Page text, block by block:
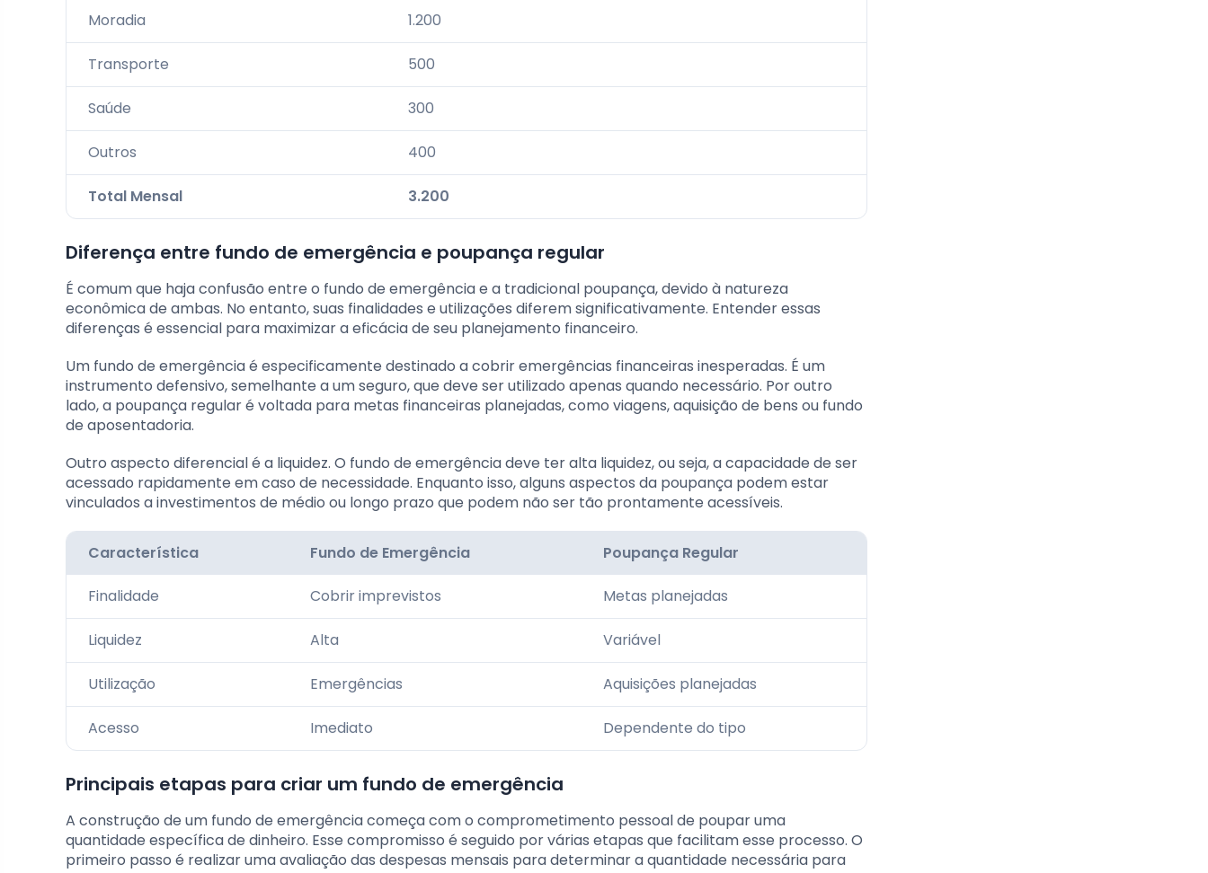
Moradia 1.200
Transporte 500
Saúde 300
Outros 400
Total Mensal 3.200
Diferença entre fundo de emergência e poupança regular
É comum que haja confusão entre o fundo de emergência e a tradicional poupança, devido à natureza
econômica de ambas. No entanto, suas finalidades e utilizações diferem significativamente. Entender essas
diferenças é essencial para maximizar a eficácia de seu planejamento financeiro.
Um fundo de emergência é especificamente destinado a cobrir emergências financeiras inesperadas. É um
instrumento defensivo, semelhante a um seguro, que deve ser utilizado apenas quando necessário. Por outro
lado, a poupança regular é voltada para metas financeiras planejadas, como viagens, aquisição de bens ou fundo
de aposentadoria.
Outro aspecto diferencial é a liquidez. O fundo de emergência deve ter alta liquidez, ou seja, a capacidade de ser
acessado rapidamente em caso de necessidade. Enquanto isso, alguns aspectos da poupança podem estar
vinculados a investimentos de médio ou longo prazo que podem não ser tão prontamente acessíveis.
Característica Fundo de Emergência Poupança Regular
Finalidade Cobrir imprevistos Metas planejadas
Liquidez Alta Variável
Utilização Emergências Aquisições planejadas
Acesso Imediato Dependente do tipo
Principais etapas para criar um fundo de emergência
A construção de um fundo de emergência começa com o comprometimento pessoal de poupar uma
quantidade específica de dinheiro. Esse compromisso é seguido por várias etapas que facilitam esse processo. O
primeiro passo é realizar uma avaliação das despesas mensais para determinar a quantidade necessária para